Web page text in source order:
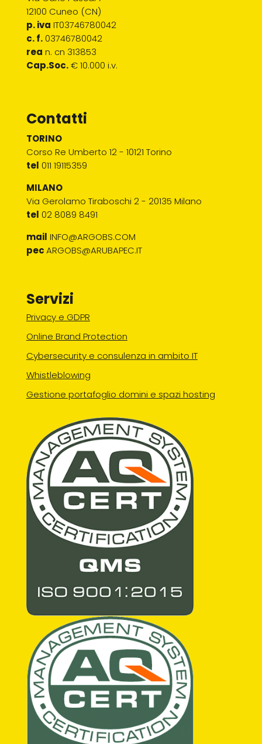
12100 Cuneo (CN)
p. iva IT03746780042
c. f.03746780042
rea n. cn 313853
Cap.Soc.€ 10.000 i.v.
Contatti
TORINO
Corso Re Umberto 12 - 10121 Torino
tel 011 19115359
MILANO
Via Gerolamo Tiraboschi 2 - 20135 Milano
tel 02 8089 8491
mail INFO@ARGOBS.COM
pecARGOBS@ARUBAPEC.IT
Servizi
Privacy e GDPR
Online Brand Protection
Cybersecurity e consulenza in ambito IT
Whistleblowing
Gestione portafoglio domini e spazi hosting